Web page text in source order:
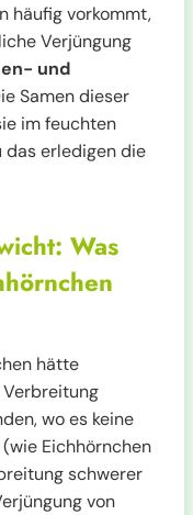
häufig vorkommt,
Verjüngung
und
Samen dieser
im feuchten
das erledigen die
Was
hätte
wo es keine
Eichhörnchen
schwerer
von